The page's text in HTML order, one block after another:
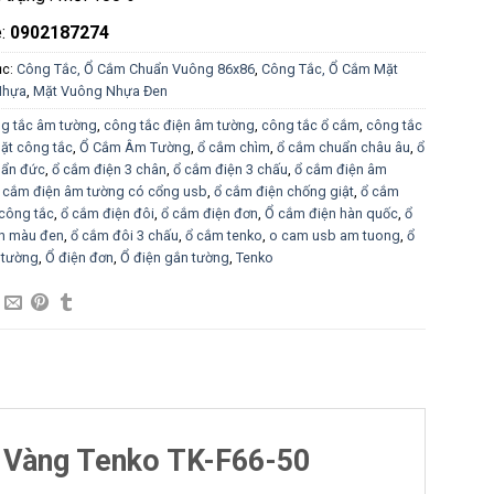
0902187274
Công Tắc, Ổ Cắm Chuẩn Vuông 86x86, Công Tắc, Ổ Cắm Mặt
, Mặt Vuông Nhựa Đen
tắc âm tường, công tắc điện âm tường, công tắc ổ cắm, công tắc
công tắc, Ổ Cắm Âm Tường, ổ cắm chìm, ổ cắm chuẩn châu âu, ổ
đức, ổ cắm điện 3 chân, ổ cắm điện 3 chấu, ổ cắm điện âm
cắm điện âm tường có cổng usb, ổ cắm điện chống giật, ổ cắm
tắc, ổ cắm điện đôi, ổ cắm điện đơn, Ổ cắm điện hàn quốc, ổ
màu đen, ổ cắm đôi 3 chấu, ổ cắm tenko, o cam usb am tuong, ổ
, Ổ điện đơn, Ổ điện gắn tường, Tenko
Tenko TK-F66-50